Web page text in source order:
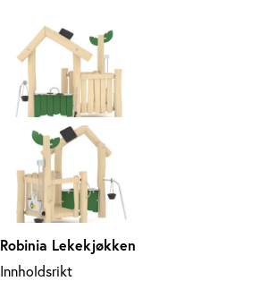
Robinia Lekekjøkken
Innholdsrikt